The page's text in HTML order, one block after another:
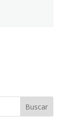
Buscar